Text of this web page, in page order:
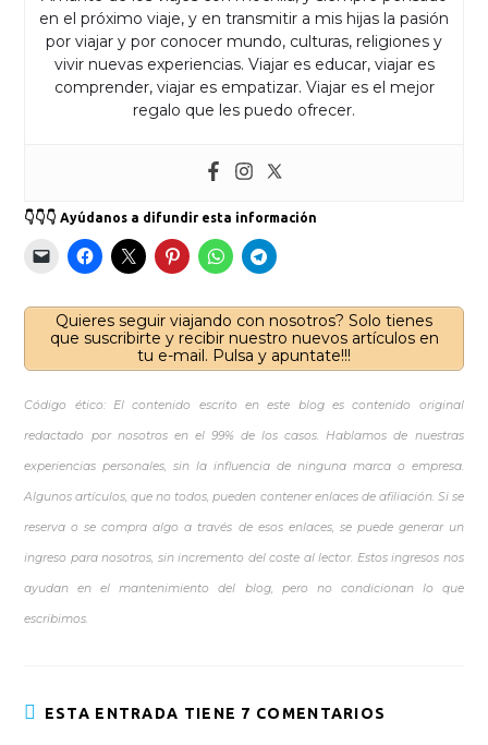
en el próximo viaje, y en transmitir a mis hijas la pasión
por viajar y por conocer mundo, culturas, religiones y
vivir nuevas experiencias. Viajar es educar, viajar es
comprender, viajar es empatizar. Viajar es el mejor
regalo que les puedo ofrecer.
👇👇👇 Ayúdanos a difundir esta información
Quieres seguir viajando con nosotros? Solo tienes
que suscribirte y recibir nuestro nuevos artículos en
tu e-mail. Pulsa y apuntate!!!
Código ético: El contenido escrito en este blog es contenido original
redactado por nosotros en el 99% de los casos. Hablamos de nuestras
experiencias personales, sin la influencia de ninguna marca o empresa.
Algunos artículos, que no todos, pueden contener enlaces de afiliación. Si se
reserva o se compra algo a través de esos enlaces, se puede generar un
ingreso para nosotros, sin incremento del coste al lector. Estos ingresos nos
ayudan en el mantenimiento del blog, pero no condicionan lo que
escribimos.
ESTA ENTRADA TIENE 7 COMENTARIOS